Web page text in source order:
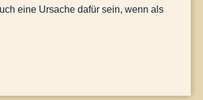
eine Ursache dafür sein, wenn als